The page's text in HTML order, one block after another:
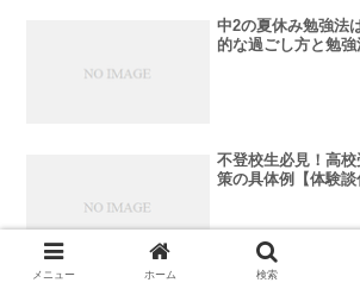
中2の夏休み勉強法
的な過ごし方と勉強
不登校生必見！高
策の具体例【体験談
メニュー ホーム 検索